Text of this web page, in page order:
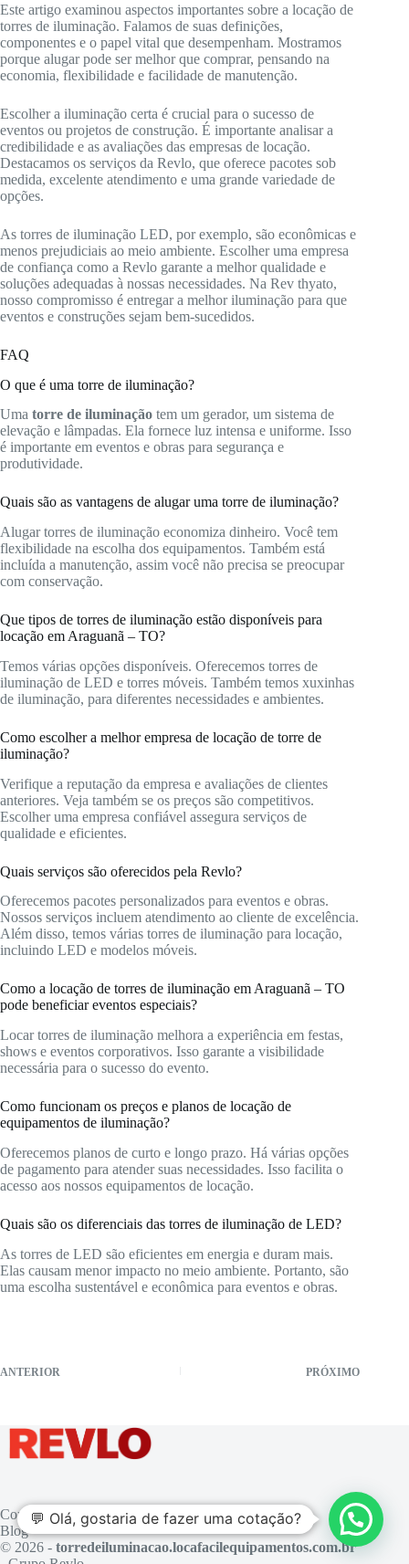
Este artigo examinou aspectos importantes sobre a locação de
torres de iluminação. Falamos de suas definições,
componentes e o papel vital que desempenham. Mostramos
porque alugar pode ser melhor que comprar, pensando na
economia, flexibilidade e facilidade de manutenção.
Escolher a iluminação certa é crucial para o sucesso de
eventos ou projetos de construção. É importante analisar a
credibilidade e as avaliações das empresas de locação.
Destacamos os serviços da Revlo, que oferece pacotes sob
medida, excelente atendimento e uma grande variedade de
opções.
As torres de iluminação LED, por exemplo, são econômicas e
menos prejudiciais ao meio ambiente. Escolher uma empresa
de confiança como a Revlo garante a melhor qualidade e
soluções adequadas à nossas necessidades. Na Rev thyato,
nosso compromisso é entregar a melhor iluminação para que
eventos e construções sejam bem-sucedidos.
FAQ
O que é uma torre de iluminação?
Uma torre de iluminação tem um gerador, um sistema de
elevação e lâmpadas. Ela fornece luz intensa e uniforme. Isso
é importante em eventos e obras para segurança e
produtividade.
Quais são as vantagens de alugar uma torre de iluminação?
Alugar torres de iluminação economiza dinheiro. Você tem
flexibilidade na escolha dos equipamentos. Também está
incluída a manutenção, assim você não precisa se preocupar
com conservação.
Que tipos de torres de iluminação estão disponíveis para
locação em Araguanã – TO?
Temos várias opções disponíveis. Oferecemos torres de
iluminação de LED e torres móveis. Também temos xuxinhas
de iluminação, para diferentes necessidades e ambientes.
Como escolher a melhor empresa de locação de torre de
iluminação?
Verifique a reputação da empresa e avaliações de clientes
anteriores. Veja também se os preços são competitivos.
Escolher uma empresa confiável assegura serviços de
qualidade e eficientes.
Quais serviços são oferecidos pela Revlo?
Oferecemos pacotes personalizados para eventos e obras.
Nossos serviços incluem atendimento ao cliente de excelência.
Além disso, temos várias torres de iluminação para locação,
incluindo LED e modelos móveis.
Como a locação de torres de iluminação em Araguanã – TO
pode beneficiar eventos especiais?
Locar torres de iluminação melhora a experiência em festas,
shows e eventos corporativos. Isso garante a visibilidade
necessária para o sucesso do evento.
Como funcionam os preços e planos de locação de
equipamentos de iluminação?
Oferecemos planos de curto e longo prazo. Há várias opções
de pagamento para atender suas necessidades. Isso facilita o
acesso aos nossos equipamentos de locação.
Quais são os diferenciais das torres de iluminação de LED?
As torres de LED são eficientes em energia e duram mais.
Elas causam menor impacto no meio ambiente. Portanto, são
uma escolha sustentável e econômica para eventos e obras.
ANTERIOR PRÓXIMO
Contato
Blog
© 2026 - torredeiluminacao.locafacilequipamentos.com.br
💬 Olá, gostaria de fazer uma cotação?